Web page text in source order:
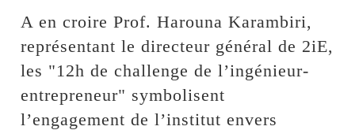
A en croire Prof. Harouna Karambiri,
représentant le directeur général de 2iE,
les "12h de challenge de l’ingénieur-
entrepreneur" symbolisent
l’engagement de l’institut envers